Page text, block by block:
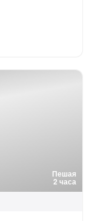
Пешая
2 часа